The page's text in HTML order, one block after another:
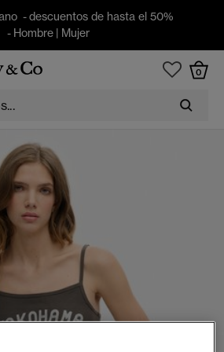
- descuentos de hasta el 50%
- Hombre| Mujer
0